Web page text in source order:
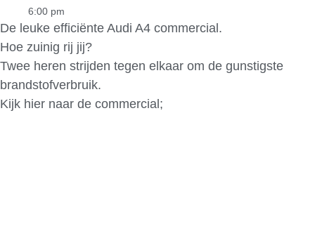
6:00 pm
De leuke efficiënte Audi A4 commercial.
Hoe zuinig rij jij?
Twee heren strijden tegen elkaar om de gunstigste
brandstofverbruik.
Kijk hier naar de commercial;